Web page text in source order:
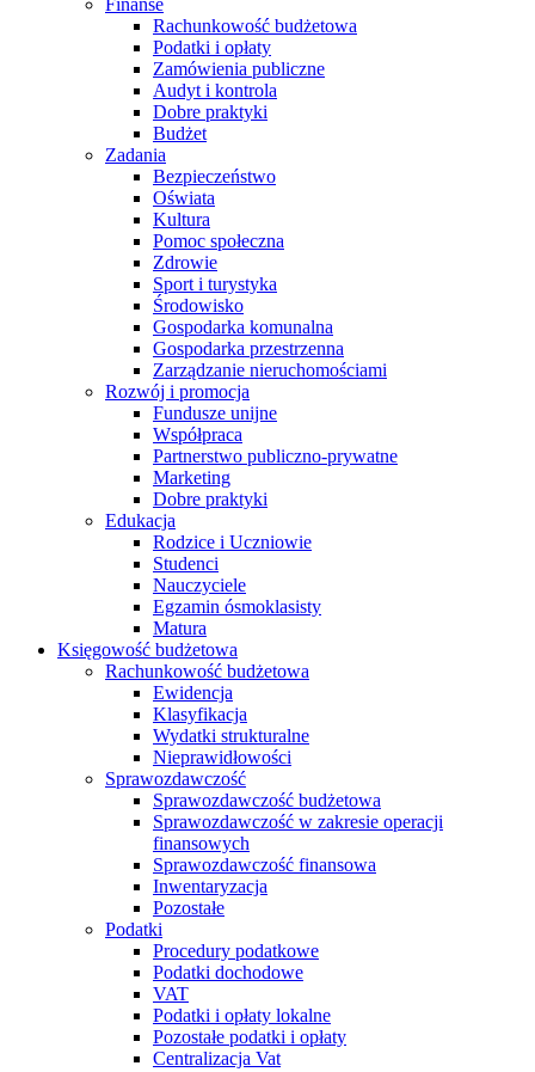
Finanse
Rachunkowość budżetowa
Podatki i opłaty
Zamówienia publiczne
Audyt i kontrola
Dobre praktyki
Budżet
Zadania
Bezpieczeństwo
Oświata
Kultura
Pomoc społeczna
Zdrowie
Sport i turystyka
Środowisko
Gospodarka komunalna
Gospodarka przestrzenna
Zarządzanie nieruchomościami
Rozwój i promocja
Fundusze unijne
Współpraca
Partnerstwo publiczno-prywatne
Marketing
Dobre praktyki
Edukacja
Rodzice i Uczniowie
Studenci
Nauczyciele
Egzamin ósmoklasisty
Matura
Księgowość budżetowa
Rachunkowość budżetowa
Ewidencja
Klasyfikacja
Wydatki strukturalne
Nieprawidłowości
Sprawozdawczość
Sprawozdawczość budżetowa
Sprawozdawczość w zakresie operacji
finansowych
Sprawozdawczość finansowa
Inwentaryzacja
Pozostałe
Podatki
Procedury podatkowe
Podatki dochodowe
VAT
Podatki i opłaty lokalne
Pozostałe podatki i opłaty
Centralizacja Vat